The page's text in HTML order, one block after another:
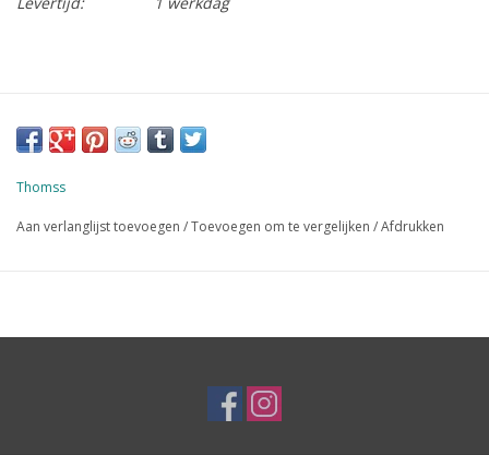
Thomss
Aan verlanglijst toevoegen /Toevoegen om te vergelijken /Afdrukken